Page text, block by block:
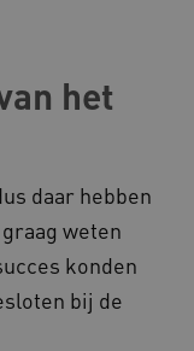
het
daar hebben
weten
konden
bij de